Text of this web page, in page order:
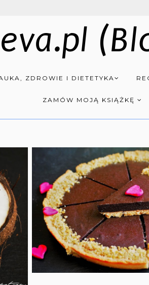
ZDROWIE I DIETETYKA
ZAMÓW MOJĄ KSIĄŻKĘ